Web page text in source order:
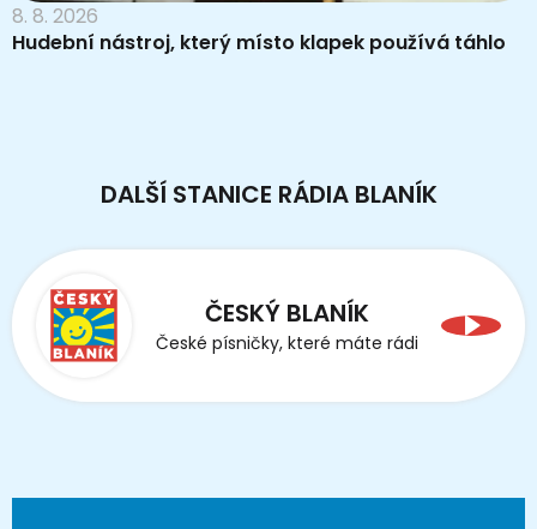
8. 8. 2026
Hudební nástroj, který místo klapek používá táhlo
DALŠÍ STANICE RÁDIA BLANÍK
ČESKÝ BLANÍK
České písničky, které máte rádi